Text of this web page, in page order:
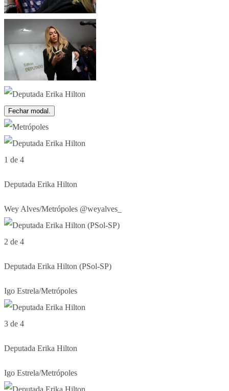
Fechar modal.
1 de 4
Deputada Erika Hilton
Wey Alves/Metrópoles @weyalves_
2 de 4
Deputada Erika Hilton (PSol-SP)
Igo Estrela/Metrópoles
3 de 4
Deputada Erika Hilton
Igo Estrela/Metrópoles